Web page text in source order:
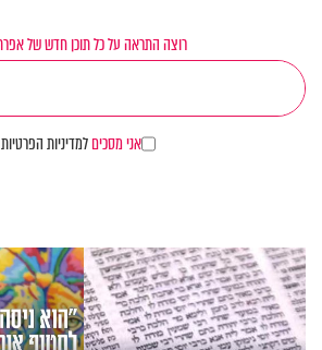
רוצה התראה על כל תוכן חדש של
אני מסכיםלמדיניות הפרטיות